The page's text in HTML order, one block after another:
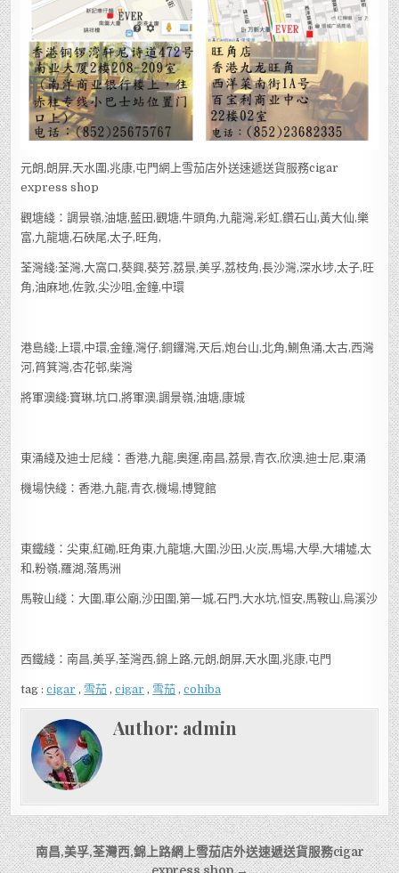
元朗,朗屏,天水圍,兆康,屯門網上雪茄店外送速遞送貨服務cigar
express shop
觀塘綫：調景嶺,油塘,藍田,觀塘,牛頭角,九龍灣,彩虹,鑽石山,黃大仙,樂
富,九龍塘,石硤尾,太子,旺角,
荃灣綫:荃灣,大窩口,葵興,葵芳,荔景,美孚,荔枝角,長沙灣,深水埗,太子,旺
角,油麻地,佐敦,尖沙咀,金鐘,中環
港島綫;上環,中環,金鐘,灣仔,銅鑼灣,天后,炮台山,北角,鰂魚涌,太古,西灣
河,筲箕灣,杏花邨,柴灣
將軍澳綫:寶琳,坑口,將軍澳,調景嶺,油塘,康城
東涌綫及迪士尼綫：香港,九龍,奧運,南昌,荔景,青衣,欣澳,迪士尼,東涌
機場快綫：香港,九龍,青衣,機場,博覽館
東鐵綫：尖東,紅磡,旺角東,九龍塘,大圍,沙田,火炭,馬場,大學,大埔墟,太
和,粉嶺,羅湖,落馬洲
馬鞍山綫：大圍,車公廟,沙田圍,第一城,石門,大水坑,恒安,馬鞍山,烏溪沙
西鐵綫：南昌,美孚,荃灣西,錦上路,元朗,朗屏,天水圍,兆康,屯門
tag :cigar , 雪茄 ,cigar , 雪茄 ,cohiba
Author: admin
文南昌,美孚,荃灣西,錦上路網上雪茄店外送速遞送貨服務cigar